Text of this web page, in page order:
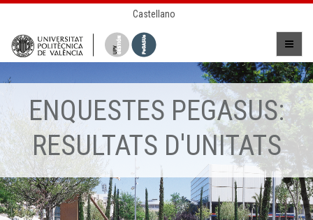
Castellano
ENQUESTES PEGASUS:
RESULTATS D'UNITATS